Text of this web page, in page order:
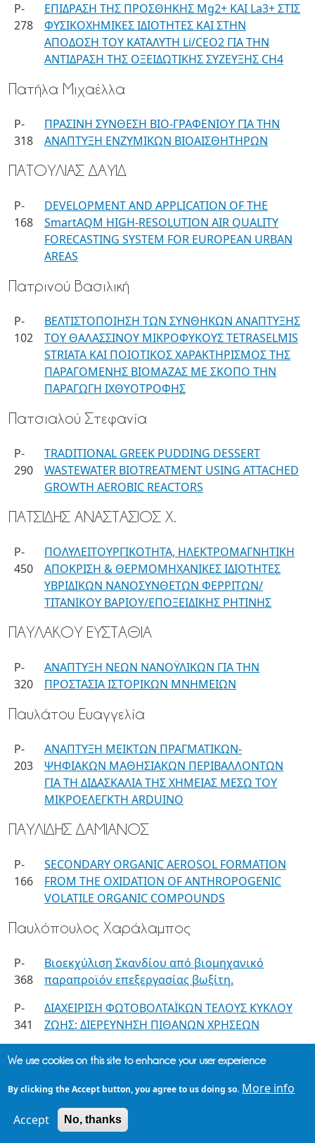
P-
278
ΕΠΙΔΡΑΣΗ ΤΗΣ ΠΡΟΣΘΗΚΗΣ Mg2+ ΚΑΙ La3+ ΣΤΙΣ
ΦΥΣΙΚΟΧΗΜΙΚΕΣ ΙΔΙΟΤΗΤΕΣ ΚΑΙ ΣΤΗΝ
ΑΠΟΔΟΣΗ ΤΟΥ ΚΑΤΑΛΥΤΗ Li/CEO2 ΓΙΑ ΤΗΝ
ΑΝΤΙΔΡΑΣΗ ΤΗΣ ΟΞΕΙΔΩΤΙΚΗΣ ΣΥΖΕΥΞΗΣ CH4
Πατήλα Μιχαέλλα
P-
318
ΠΡΑΣΙΝΗ ΣΥΝΘΕΣΗ ΒΙΟ-ΓΡΑΦΕΝΙΟΥ ΓΙΑ ΤΗΝ
ΑΝΑΠΤΥΞΗ ΕΝΖΥΜΙΚΩΝ ΒΙΟΑΙΣΘΗΤΗΡΩΝ
ΠΑΤΟΥΛΙΑΣ ΔΑΥΙΔ
P-
168
DEVELOPMENT AND APPLICATION OF THE
SmartAQM HIGH-RESOLUTION AIR QUALITY
FORECASTING SYSTEM FOR EUROPEAN URBAN
AREAS
Πατρινού Βασιλική
P-
102
ΒΕΛΤΙΣΤΟΠΟΙΗΣΗ ΤΩΝ ΣΥΝΘΗΚΩΝ ΑΝΑΠΤΥΞΗΣ
ΤΟΥ ΘΑΛΑΣΣΙΝΟΥ ΜΙΚΡΟΦΥΚΟΥΣ TETRASELMIS
STRIATA KAI ΠΟΙΟΤΙΚΟΣ ΧΑΡΑΚΤΗΡΙΣΜΟΣ ΤΗΣ
ΠΑΡΑΓΟΜΕΝΗΣ ΒΙΟΜΑΖΑΣ ΜΕ ΣΚΟΠΟ ΤΗΝ
ΠΑΡΑΓΩΓΗ ΙΧΘΥΟΤΡΟΦΗΣ
Πατσιαλού Στεφανία
P-
290
TRADITIONAL GREEK PUDDING DESSERT
WASTEWATER BIOTREATMENT USING ATTACHED
GROWTH AEROBIC REACTORS
ΠΑΤΣΙΔΗΣ ΑΝΑΣΤΑΣΙΟΣ Χ.
P-
450
ΠΟΛΥΛΕΙΤΟΥΡΓΙΚΟΤΗΤΑ, ΗΛΕΚΤΡΟΜΑΓΝΗΤΙΚΗ
ΑΠΟΚΡΙΣΗ & ΘΕΡΜΟΜΗΧΑΝΙΚΕΣ ΙΔΙΟΤΗΤΕΣ
ΥΒΡΙΔΙΚΩΝ ΝΑΝΟΣΥΝΘΕΤΩΝ ΦΕΡΡΙΤΩΝ/
ΤΙΤΑΝΙΚΟΥ ΒΑΡΙΟΥ/ΕΠΟΞΕΙΔΙΚΗΣ ΡΗΤΙΝΗΣ
ΠΑΥΛΑΚΟΥ ΕΥΣΤΑΘΙΑ
P-
320
ΑΝΑΠΤΥΞΗ ΝΕΩΝ ΝΑΝΟΫΛΙΚΩΝ ΓΙΑ ΤΗΝ
ΠΡΟΣΤΑΣΙΑ ΙΣΤΟΡΙΚΩΝ ΜΝΗΜΕΙΩΝ
Παυλάτου Ευαγγελία
P-
203
ΑΝΑΠΤΥΞΗ ΜΕΙΚΤΩΝ ΠΡΑΓΜΑΤΙΚΩΝ-
ΨΗΦΙΑΚΩΝ ΜΑΘΗΣΙΑΚΩΝ ΠΕΡΙΒΑΛΛΟΝΤΩΝ
ΓΙΑ ΤΗ ΔΙΔΑΣΚΑΛΙΑ ΤΗΣ ΧΗΜΕΙΑΣ ΜΕΣΩ ΤΟΥ
ΜΙΚΡΟΕΛΕΓΚΤΗ ARDUINO
ΠΑΥΛΙΔΗΣ ΔΑΜΙΑΝΟΣ
P-
166
SECONDARY ORGANIC AEROSOL FORMATION
FROM THE OXIDATION OF ANTHROPOGENIC
VOLATILE ORGANIC COMPOUNDS
Παυλόπουλος Χαράλαμπος
P-
368
Βιοεκχύλιση Σκανδίου από βιομηχανικό
παραπροϊόν επεξεργασίας βωξίτη.
P-
341
ΔΙΑΧΕΙΡΙΣΗ ΦΩΤΟΒΟΛΤΑΪΚΩΝ ΤΕΛΟΥΣ ΚΥΚΛΟΥ
ΖΩΗΣ: ΔΙΕΡΕΥΝΗΣΗ ΠΙΘΑΝΩΝ ΧΡΗΣΕΩΝ
Παύλου Αλέξανδρς
P-
ΠΑΡΑΓΩΓΗ ΝΑΝΟΚΥΤΤΑΡΙΝΗΣ ΚΑΙ ΕΦΑΡΜΟΓΗ
ΤΗΣ ΣΕ ΣΥΝΘΕΤΑ ΒΙΟΑΠΟΙΚΟΔΟΜΗΣΙΜΑ ΥΛΙΚΑ
ΣΥΣΚΕΥΑΣΙΑΣ ΤΡΟΦΙΜΩΝ
We use cookies on this site to enhance your user experience
By clicking the Accept button, you agree to us doing so. More info
Accept No, thanks